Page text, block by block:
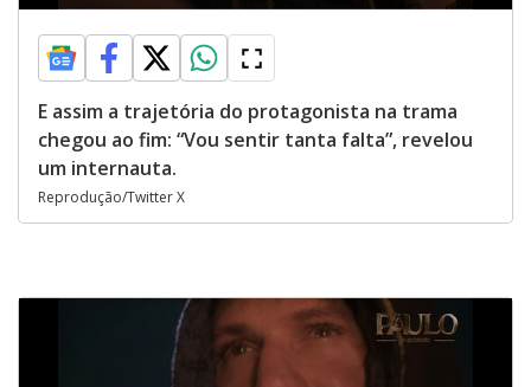
E assim a trajetória do protagonista na trama
chegou ao fim: “Vou sentir tanta falta”, revelou
um internauta.
Reprodução/Twitter X